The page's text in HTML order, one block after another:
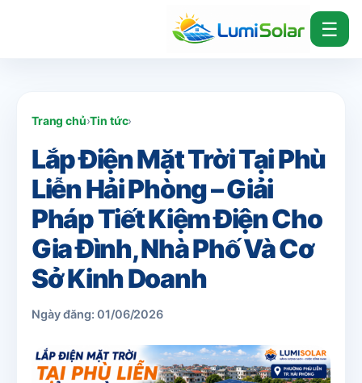
☰
Trang chủ›Tin tức›
Lắp Điện Mặt Trời Tại Phù
Liễn Hải Phòng – Giải
Pháp Tiết Kiệm Điện Cho
Gia Đình, Nhà Phố Và Cơ
Sở Kinh Doanh
Ngày đăng: 01/06/2026